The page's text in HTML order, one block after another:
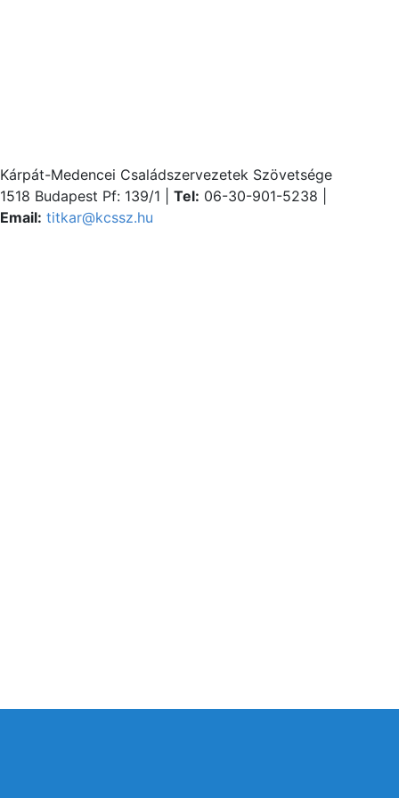
Kárpát-Medencei Családszervezetek Szövetsége
1518 Budapest Pf: 139/1 | Tel: 06-30-901-5238 |
Email: titkar@kcssz.hu